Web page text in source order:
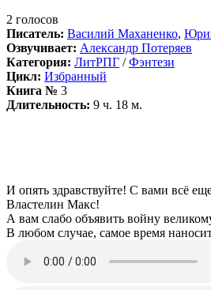
2 голосов
Писатель: Василий Маханенко,
Озвучивает: Александр Потеряев
Категория: ЛитРПГ /Фэнтези
Цикл: Избранный
Книга № 3
Длительность: 9 ч. 18 м.
И опять здравствуйте! С вами всё
Властелин Макс!
А вам слабо объявить войну
В любом случае, самое время